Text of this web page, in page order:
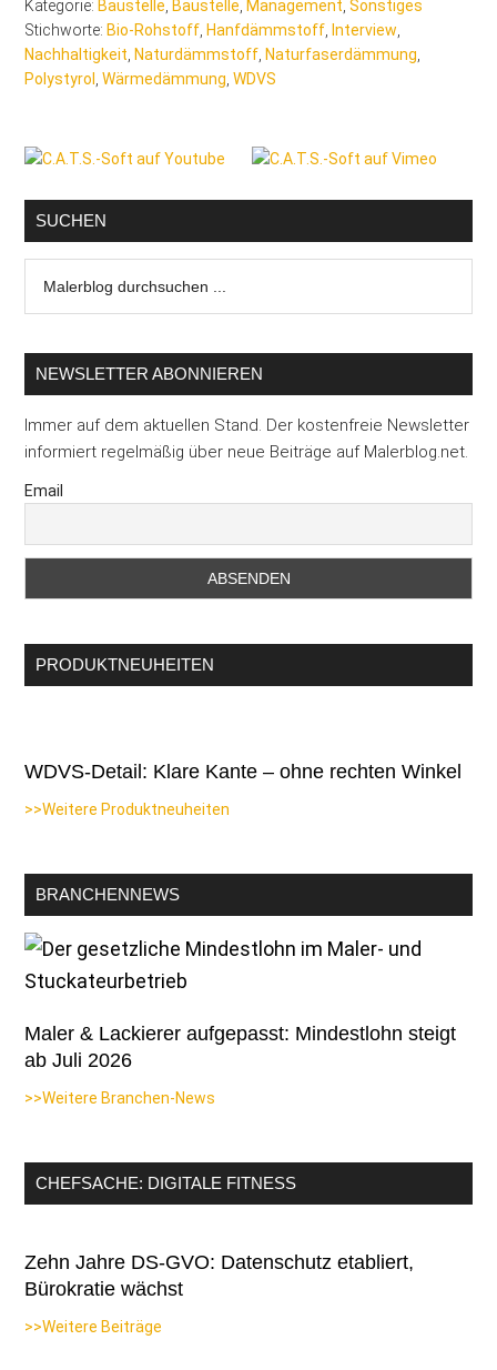
Kategorie: Baustelle Baustelle Management ,Sonstiges
Stichworte: Bio-Rohstoff Hanfdämmstoff Interview
Nachhaltigkeit Naturdämmstoff Naturfaserdämmung
Polystyrol
,Wärmedämmung ,WDVS
Seitenspalte
SUCHEN
durchsuchen
NEWSLETTER ABONNIEREN
Immer auf dem aktuellen Stand. Der kostenfreie Newsletter
informiert regelmäßig über neue Beiträge auf Malerblog.net.
Email
PRODUKTNEUHEITEN
WDVS-Detail: Klare Kante – ohne rechten Winkel
>>Weitere Produktneuheiten
BRANCHENNEWS
Maler & Lackierer aufgepasst: Mindestlohn steigt
ab Juli 2026
>>Weitere Branchen-News
CHEFSACHE: DIGITALE FITNESS
Zehn Jahre DS-GVO: Datenschutz etabliert,
Bürokratie wächst
>>Weitere Beiträge